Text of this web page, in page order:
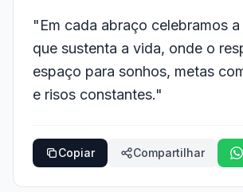
"Em cada abraço celebramos
que sustenta a vida, onde o
espaço para sonhos, metas
e risos constantes."
Copiar Compartilhar